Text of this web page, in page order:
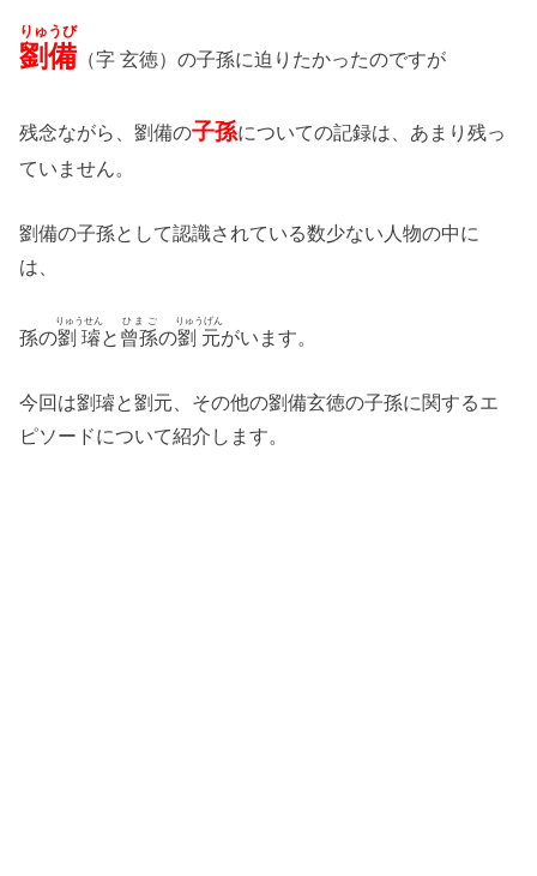
劉備
りゅうび
（字 玄徳）の子孫に迫りたかったのですが
残念ながら、劉備の子孫についての記録は、あまり残っ
ていません。
劉備の子孫として認識されている数少ない人物の中に
は、
孫の劉璿
りゅうせん
と 曾孫
ひまご
の劉元
りゅうげん
がいます。
今回は劉璿と劉元、その他の劉備玄徳の子孫に関するエ
ピソードについて紹介します。